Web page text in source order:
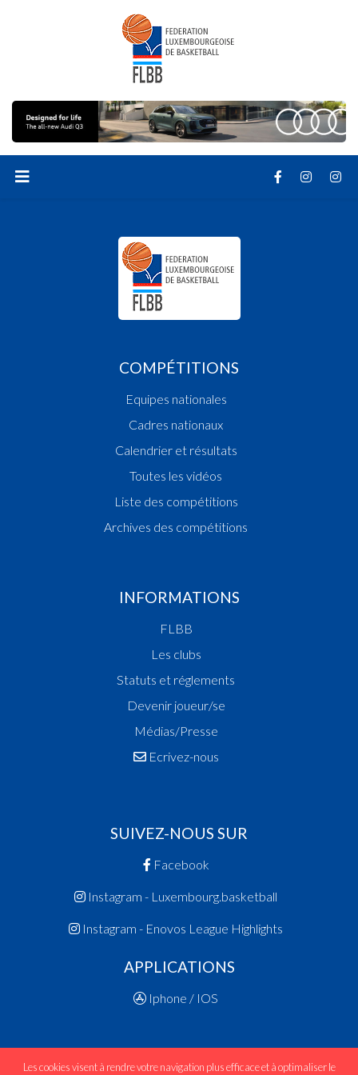
COMPÉTITIONS
Equipes nationales
Cadres nationaux
Calendrier et résultats
Toutes les vidéos
Liste des compétitions
Archives des compétitions
INFORMATIONS
FLBB
Les clubs
Statuts et réglements
Devenir joueur/se
Médias/Presse
Ecrivez-nous
SUIVEZ-NOUS SUR
Facebook
Instagram - Luxembourg.basketball
Instagram - Enovos League Highlights
APPLICATIONS
Iphone / IOS
Les cookies visent à rendre votre navigation plus efficace et à optimaliser le